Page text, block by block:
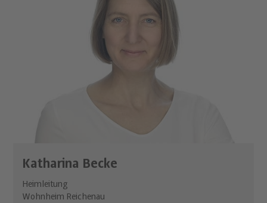
Katharina Becke
Heimleitung
Wohnheim Reichenau